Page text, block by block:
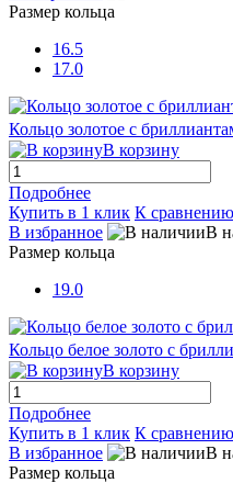
Размер кольца
16.5
17.0
Кольцо золотое с
В корзину
Подробнее
Купить в 1 клик К сравнению
В избранное
В
Размер кольца
19.0
Кольцо белое золото с
В корзину
Подробнее
Купить в 1 клик К сравнению
В избранное
В
Размер кольца